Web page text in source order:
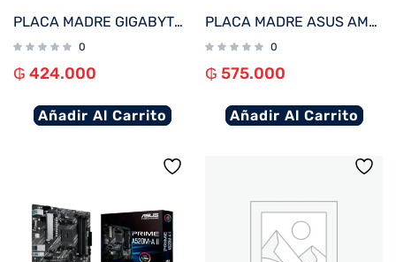
PLACA MADRE GIGABYTE AM4 A520M K V2 V/S/R/HDMI/M.2/DDR4/USB3.2/MATX
0
₲ 424.000
Añadir Al Carrito
PLACA MADRE ASUS AM4 PRIME A520M-K V/S/R/HDMI/DVI/COM/M2/DDR4/MATX
0
₲ 575.000
Añadir Al Carrito